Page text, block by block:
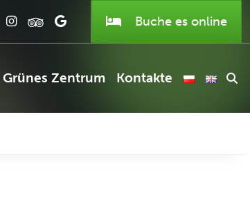
Buche es online
Grünes Zentrum Kontakte